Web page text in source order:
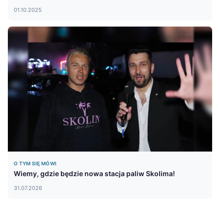
01.10.2025
O TYM SIĘ MÓWI
Wiemy, gdzie będzie nowa stacja paliw Skolima!
31.07.2026